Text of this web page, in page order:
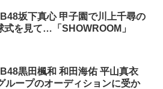
坂下真心 甲子園で川上千尋の
式を見て…「SHOWROOM」
黒田楓和 和田海佑 平山真衣
ループのオーディションに受か